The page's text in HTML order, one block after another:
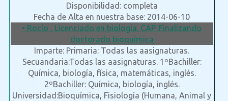
Disponibilidad: completa
Fecha de Alta en nuestra base: 2014-06-10
• Rocío , Licenciado en biología. CAP. Finalizando
doctorado bioquímica
Imparte: Primaria: Todas las aasignaturas.
Secuandaria:Todas las aasignaturas. 1ºBachiller:
Química, biología, física, matemáticas, inglés.
2ºBachiller: Química, biología, inglés.
Universidad:Bioquímica, Fisiología (Humana, Animal y